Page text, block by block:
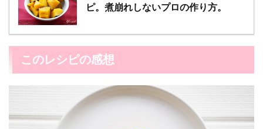
ピ。煮崩れしないプロの作り方。
このレシピの感想